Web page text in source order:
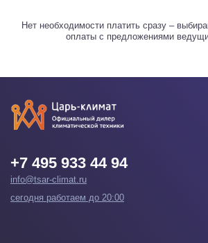
Нет необходимости платить сразу –
оплаты с предложениями
+7 495 933 44 94
info@tsar-climat.ru
сегодня работаем до 20:00